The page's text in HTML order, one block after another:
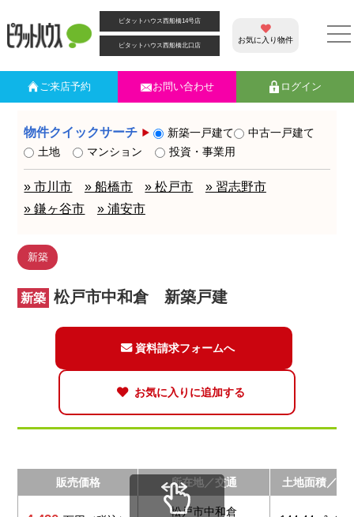
ピタットハウス西船橋14号店
ピタットハウス西船橋北口店
お気に入り物件
ご来店予約 お問い合わせ ログイン
物件クイックサーチ 新築一戸建て
中古一戸建て
土地
マンション 投資・事業用
» 市川市 » 船橋市 » 松戸市
» 習志野市
» 鎌ヶ谷市
» 浦安市
新築
新築 松戸市中和倉 新築戸建
資料請求フォームへ
お気に入りに追加する
販売価格 所在地／交通 土地面積／建
松戸市中和倉